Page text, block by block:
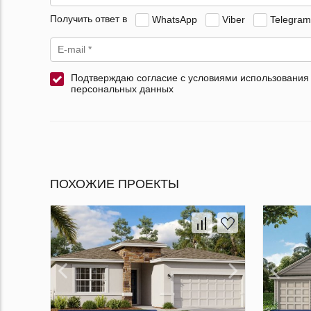
Получить ответ в WhatsApp Viber Telegram
Подтверждаю согласие с условиями использования
персональных данных
ПОХОЖИЕ ПРОЕКТЫ